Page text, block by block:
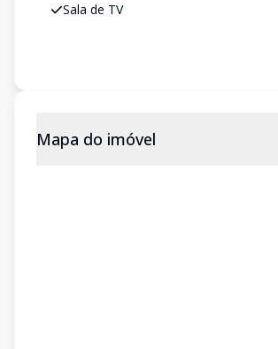
Sala de TV
Mapa do imóvel